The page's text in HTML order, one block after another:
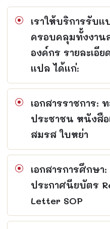
เราให้บริการรับ
ครอบคลุมทั้งงาน
องค์กร รายละเอี
แปล ได้แก่:
เอกสารราชการ:
ประชาชน หนังสื
สมรส ใบหย่า
เอกสารการศึกษ
ประกาศนียบัตร
Letter SOP